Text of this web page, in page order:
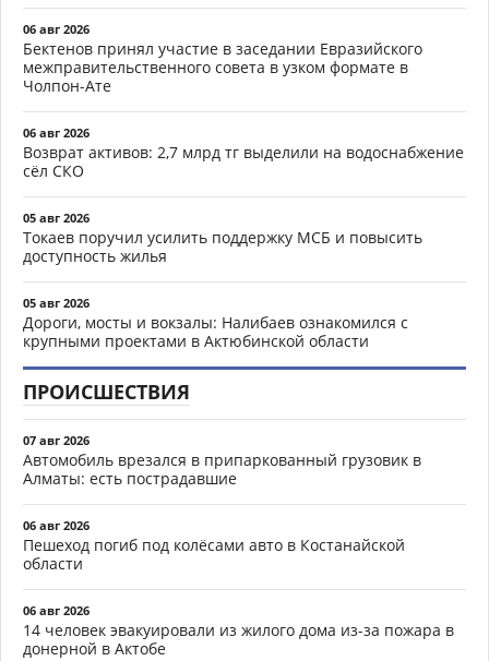
06 авг 2026
Бектенов принял участие в заседании Евразийского
межправительственного совета в узком формате в
Чолпон-Ате
06 авг 2026
Возврат активов: 2,7 млрд тг выделили на водоснабжение
сёл СКО
05 авг 2026
Токаев поручил усилить поддержку МСБ и повысить
доступность жилья
05 авг 2026
Дороги, мосты и вокзалы: Налибаев ознакомился с
крупными проектами в Актюбинской области
ПРОИСШЕСТВИЯ
07 авг 2026
Автомобиль врезался в припаркованный грузовик в
Алматы: есть пострадавшие
06 авг 2026
Пешеход погиб под колёсами авто в Костанайской
области
06 авг 2026
14 человек эвакуировали из жилого дома из-за пожара в
донерной в Актобе